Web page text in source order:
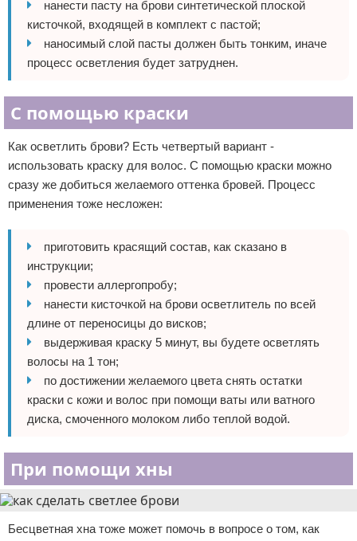
нанести пасту на брови синтетической плоской
кисточкой, входящей в комплект с пастой;
наносимый слой пасты должен быть тонким, иначе
процесс осветления будет затруднен.
С помощью краски
Как осветлить брови? Есть четвертый вариант -
использовать краску для волос. С помощью краски можно
сразу же добиться желаемого оттенка бровей. Процесс
применения тоже несложен:
приготовить красящий состав, как сказано в
инструкции;
провести аллергопробу;
нанести кисточкой на брови осветлитель по всей
длине от переносицы до висков;
выдерживая краску 5 минут, вы будете осветлять
волосы на 1 тон;
по достижении желаемого цвета снять остатки
краски с кожи и волос при помощи ваты или ватного
диска, смоченного молоком либо теплой водой.
При помощи хны
Бесцветная хна тоже может помочь в вопросе о том, как